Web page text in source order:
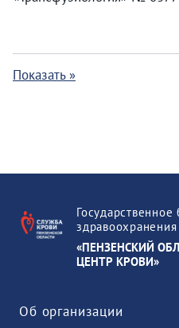
Показать »
здравоохранения
«ПЕНЗЕНСКИЙ
ЦЕНТР КРОВИ»
Об организации